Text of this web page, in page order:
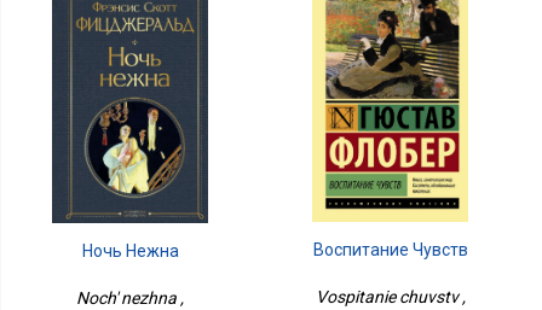
Ночь Нежна
Noch' nezhna ,
Воспитание Чувств
Vospitanie chuvstv ,